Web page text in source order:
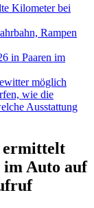
Kilometer bei
Rampen
in Paaren im
möglich
wie die
Ausstattung
ermittelt
im Auto auf